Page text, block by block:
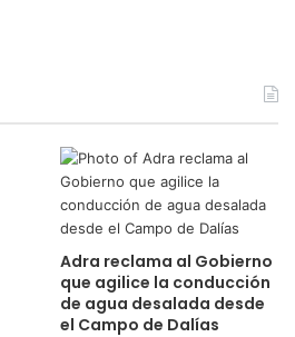
Adra reclama al Gobierno
que agilice la conducción
de agua desalada desde
el Campo de Dalías